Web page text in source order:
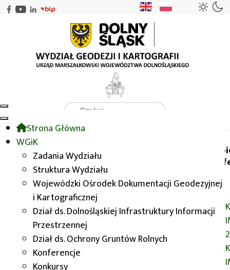
Szukaj
Strona Główna
WGiK
Zadania Wydziału
Struktura Wydziału
Wojewódzki Ośrodek Dokumentacji Geodezyjnej
i Kartograficznej
Dział ds. Dolnośląskiej Infrastruktury Informacji
Przestrzennej
Dział ds. Ochrony Gruntów Rolnych
Konferencje
Konkursy
WGiK
Konferencja IMPULS
2014
Informacja przestrzenna
nowym Impulsem do
rozwoju lokalnego